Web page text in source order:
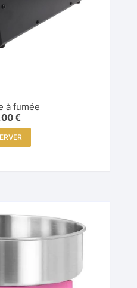
à fumée
€